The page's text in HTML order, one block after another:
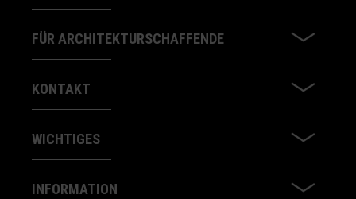
FÜR ARCHITEKTURSCHAFFENDE
KONTAKT
WICHTIGES
INFORMATION